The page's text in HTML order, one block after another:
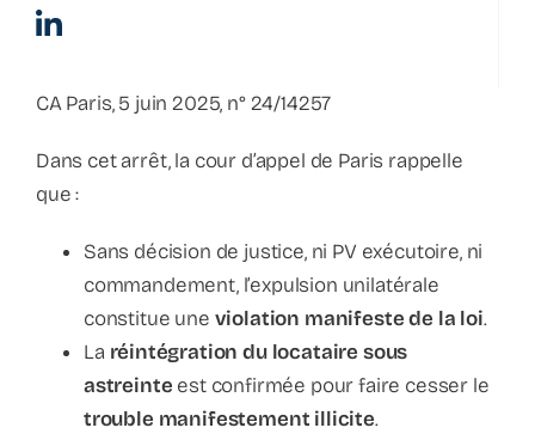
Podcast
CA Paris, 5 juin 2025, n° 24/14257
Dans cet arrêt, la cour d’appel de Paris rappelle
que :
Sans décision de justice, ni PV exécutoire, ni
commandement, l’expulsion unilatérale
constitue une violation manifeste de la loi.
La réintégration du locataire sous
astreinte est confirmée pour faire cesser le
trouble manifestement illicite.